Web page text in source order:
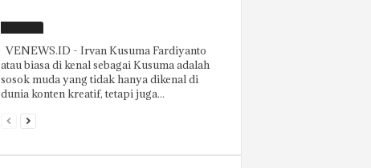
VENEWS.ID - Irvan Kusuma Fardiyanto
atau biasa di kenal sebagai Kusuma adalah
sosok muda yang tidak hanya dikenal di
dunia konten kreatif, tetapi juga...